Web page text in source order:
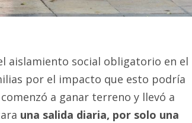
aislamiento social obligatorio en el
por el impacto que esto podría
a ganar terreno y llevó a
una salida diaria, por solo una